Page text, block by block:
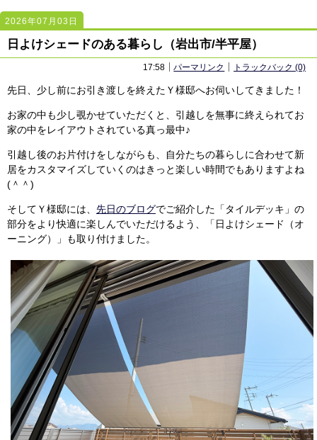
2026年07月03日
日よけシェードのある暮らし（岩出市/半平屋）
17:58 パーマリンク トラックバック (0)
先日、少し前にお引き渡しを終えたＹ様邸へお伺いしてきました！
お家の中も少し覗かせていただくと、引越しを無事に終えられてお
家の中をレイアウトされている真っ最中♪
引越し後のお片付けをしながらも、自分たちの暮らしに合わせて新
居をカスタマイズしていくのはきっと楽しい時間でもありますよね
(＾＾)
そしてＹ様邸には、 先日のブログでご紹介した「タイルデッキ」の
部分をより快適に楽しんでいただけるよう、「日よけシェード（オ
ーニング）」も取り付けました。